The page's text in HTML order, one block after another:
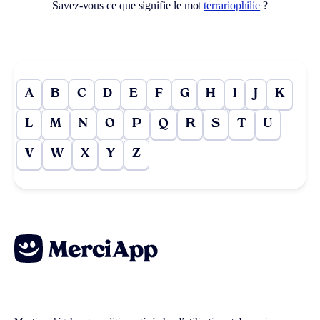
Savez-vous ce que signifie le motterrariophilie ?
A B C D E F G H I J K
L M N O P Q R S T U
V W X Y Z